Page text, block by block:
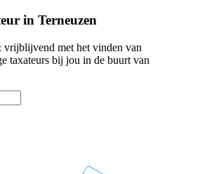
in Terneuzen
met het vinden van
taxateurs bij jou in de buurt van